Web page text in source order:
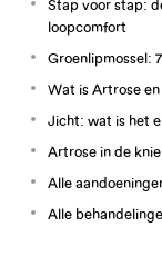
Stap voor stap:
loopcomfort
Groenlipmossel:
Wat is Artrose
Jicht: wat is het
Artrose in de knie
Alle
Alle